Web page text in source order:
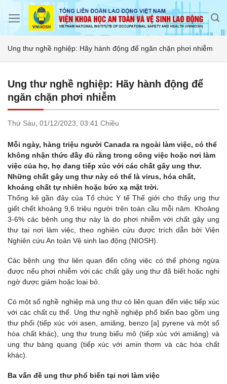
Ung thư nghề nghiệp: Hãy hành động để ngăn chặn phơi nhiễm
Ung thư nghề nghiệp: Hãy hành động để
ngăn chặn phơi nhiễm
Thứ Sáu, 01/12/2023, 03:41 Chiều
Mỗi ngày, hàng triệu người Canada ra ngoài làm việc, có thể
không nhận thức đầy đủ rằng trong công việc hoặc nơi làm
việc của họ, họ đang tiếp xúc với các chất gây ung thư.
Những chất gây ung thư này có thể là virus, hóa chất,
khoáng chất tự nhiên hoặc bức xạ mặt trời.
Thống kê gần đây của Tổ chức Y tế Thế giới cho thấy ung thư
giết chết khoảng 9,6 triệu người trên toàn cầu mỗi năm. Khoảng
3-6% các bệnh ung thư này là do phơi nhiễm với chất gây ung
thư tại nơi làm việc, theo nghiên cứu được trích dẫn bởi Viện
Nghiên cứu An toàn Vệ sinh lao động (NIOSH).
Các bệnh ung thư liên quan đến công việc có thể phòng ngừa
được nếu phơi nhiễm với các chất gây ung thư đã biết hoặc nghi
ngờ được giảm hoặc loại bỏ.
Có một số nghề nghiệp mà ung thư có liên quan đến việc tiếp xúc
với các chất cụ thể. Ung thư nghề nghiệp phổ biến bao gồm ung
thư phổi (tiếp xúc với asen, amiăng, benzo [a] pyrene và một số
hóa chất khác), ung thư trung biểu mô (tiếp xúc với amiăng) và
ung thư bàng quang (tiếp xúc với amin thơm và các hóa chất
khác).
Ba vấn đề ung thư phổ biến tại nơi làm việc